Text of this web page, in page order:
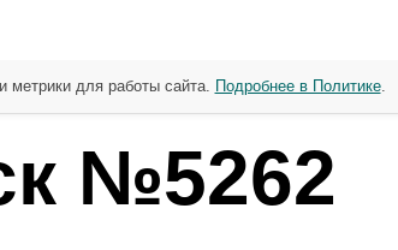
№5262
метрики для работы сайта. Подробнее в Политике.